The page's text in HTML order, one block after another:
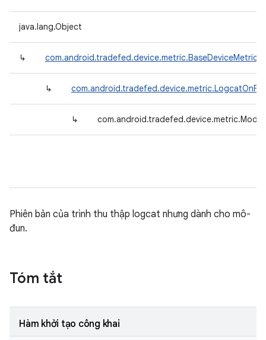
java.lang.Object
↳
↳
↳
Phiên bản của trình thu thập logcat nhưng dành cho mô-
đun.
Tóm tắt
Hàm khởi tạo công khai